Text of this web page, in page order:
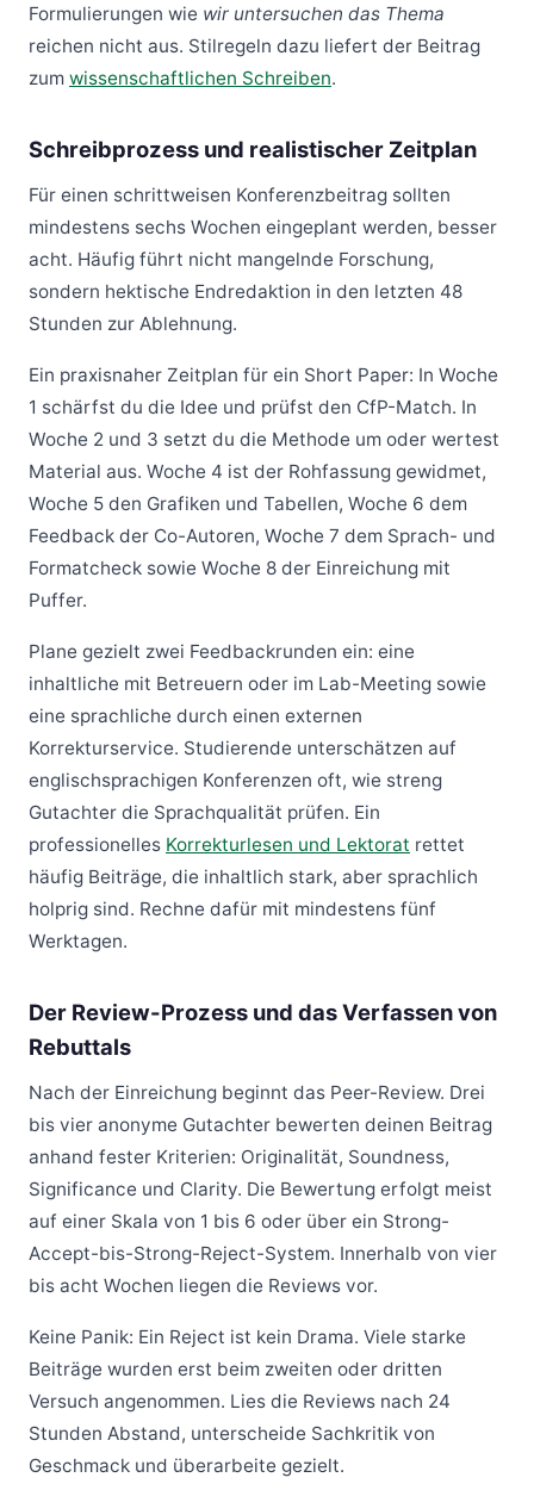
Formulierungen wie wir untersuchen das Thema
reichen nicht aus. Stilregeln dazu liefert der Beitrag
zum wissenschaftlichen Schreiben.
Schreibprozess und realistischer Zeitplan
Für einen schrittweisen Konferenzbeitrag sollten
mindestens sechs Wochen eingeplant werden, besser
acht. Häufig führt nicht mangelnde Forschung,
sondern hektische Endredaktion in den letzten 48
Stunden zur Ablehnung.
Ein praxisnaher Zeitplan für ein Short Paper: In Woche
1 schärfst du die Idee und prüfst den CfP-Match. In
Woche 2 und 3 setzt du die Methode um oder wertest
Material aus. Woche 4 ist der Rohfassung gewidmet,
Woche 5 den Grafiken und Tabellen, Woche 6 dem
Feedback der Co-Autoren, Woche 7 dem Sprach- und
Formatcheck sowie Woche 8 der Einreichung mit
Puffer.
Plane gezielt zwei Feedbackrunden ein: eine
inhaltliche mit Betreuern oder im Lab-Meeting sowie
eine sprachliche durch einen externen
Korrekturservice. Studierende unterschätzen auf
englischsprachigen Konferenzen oft, wie streng
Gutachter die Sprachqualität prüfen. Ein
professionelles Korrekturlesen und Lektorat rettet
häufig Beiträge, die inhaltlich stark, aber sprachlich
holprig sind. Rechne dafür mit mindestens fünf
Werktagen.
Der Review-Prozess und das Verfassen von
Rebuttals
Nach der Einreichung beginnt das Peer-Review. Drei
bis vier anonyme Gutachter bewerten deinen Beitrag
anhand fester Kriterien: Originalität, Soundness,
Significance und Clarity. Die Bewertung erfolgt meist
auf einer Skala von 1 bis 6 oder über ein Strong-
Accept-bis-Strong-Reject-System. Innerhalb von vier
bis acht Wochen liegen die Reviews vor.
Keine Panik: Ein Reject ist kein Drama. Viele starke
Beiträge wurden erst beim zweiten oder dritten
Versuch angenommen. Lies die Reviews nach 24
Stunden Abstand, unterscheide Sachkritik von
Geschmack und überarbeite gezielt.